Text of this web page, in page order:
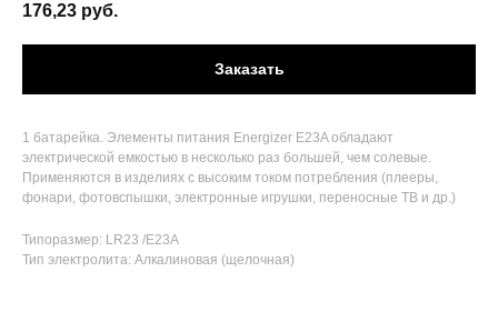
176,23 руб.
Заказать
1 батарейка. Элементы питания Energizer E23A обладают
электрической емкостью в несколько раз большей, чем солевые.
Применяются в изделиях с высоким током потребления (плееры,
фонари, фотовспышки, электронные игрушки, переносные ТВ и др.)
Типоразмер: LR23 /E23A
Тип электролита: Алкалиновая (щелочная)